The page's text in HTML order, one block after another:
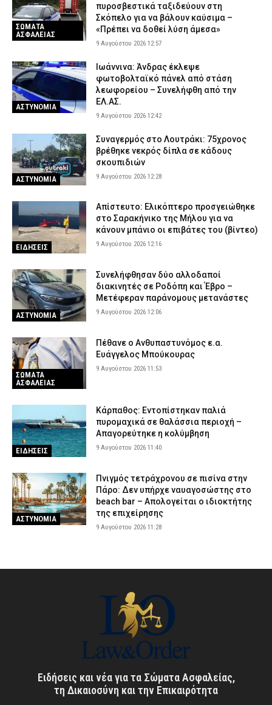
ΣΩΜΑΤΑ
ΑΣΦΑΛΕΙΑΣ
πυροσβεστικά ταξιδεύουν στη
Σκόπελο για να βάλουν καύσιμα –
«Πρέπει να δοθεί λύση άμεσα»
9 Αυγούστου 2026 12:57
ΑΣΤΥΝΟΜΙΑ
Ιωάννινα: Άνδρας έκλεψε
φωτοβολταϊκό πάνελ από στάση
λεωφορείου – Συνελήφθη από την
ΕΛ.ΑΣ.
9 Αυγούστου 2026 12:42
ΑΣΤΥΝΟΜΙΑ
Συναγερμός στο Λουτράκι: 75χρονος
βρέθηκε νεκρός δίπλα σε κάδους
σκουπιδιών
9 Αυγούστου 2026 12:28
ΕΙΔΗΣΕΙΣ
Απίστευτο: Ελικόπτερο προσγειώθηκε
στο Σαρακήνικο της Μήλου για να
κάνουν μπάνιο οι επιβάτες του (βίντεο)
9 Αυγούστου 2026 12:16
ΑΣΤΥΝΟΜΙΑ
Συνελήφθησαν δύο αλλοδαποί
διακινητές σε Ροδόπη και Έβρο –
Μετέφεραν παράνομους μετανάστες
9 Αυγούστου 2026 12:06
ΣΩΜΑΤΑ
ΑΣΦΑΛΕΙΑΣ
Πέθανε ο Ανθυπαστυνόμος ε.α.
Ευάγγελος Μπούκουρας
9 Αυγούστου 2026 11:53
ΕΙΔΗΣΕΙΣ
Κάρπαθος: Εντοπίστηκαν παλιά
πυρομαχικά σε θαλάσσια περιοχή –
Απαγορεύτηκε η κολύμβηση
9 Αυγούστου 2026 11:40
ΑΣΤΥΝΟΜΙΑ
Πνιγμός τετράχρονου σε πισίνα στην
Πάρο: Δεν υπήρχε ναυαγοσώστης στο
beach bar – Απολογείται ο ιδιοκτήτης
της επιχείρησης
9 Αυγούστου 2026 11:28
Ειδήσεις και νέα για τα Σώματα Ασφαλείας,
τη Δικαιοσύνη και την Επικαιρότητα